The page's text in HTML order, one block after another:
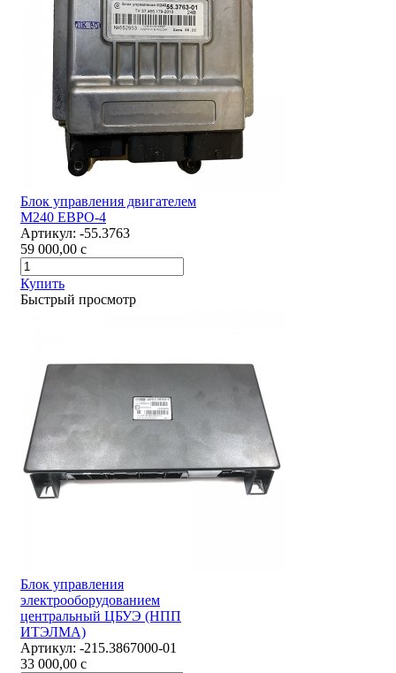
Блок управления двигателем
М240 ЕВРО-4
Артикул: -55.3763
59 000,00 c
Купить
Быстрый просмотр
Блок управления
электрооборудованием
центральный ЦБУЭ (НПП
ИТЭЛМА)
Артикул: -215.3867000-01
33 000,00 c